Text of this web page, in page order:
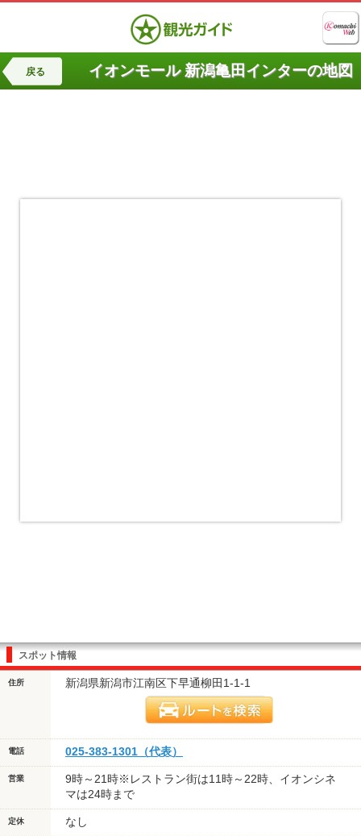
戻る イオンモール 新潟亀田インターの地図
スポット情報
住所 新潟県新潟市江南区下早通柳田1-1-1
電話 025-383-1301（代表）
営業
9時～21時※レストラン街は11時～22時、イオンシネ
マは24時まで
定休 なし